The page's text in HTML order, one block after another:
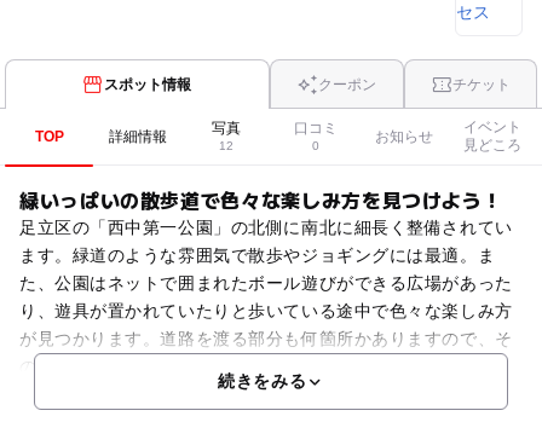
スポット情報 クーポン チケット
TOP 詳細情報 写真
12
口コミ
0
お知らせ
イベント
見どころ
緑いっぱいの散歩道で色々な楽しみ方を見つけよう！
足立区の「西中第一公園」の北側に南北に細長く整備されてい
ます。緑道のような雰囲気で散歩やジョギングには最適。ま
た、公園はネットで囲まれたボール遊びができる広場があった
り、遊具が置かれていたりと歩いている途中で色々な楽しみ方
が見つかります。道路を渡る部分も何箇所かありますので、そ
の
続きをみる